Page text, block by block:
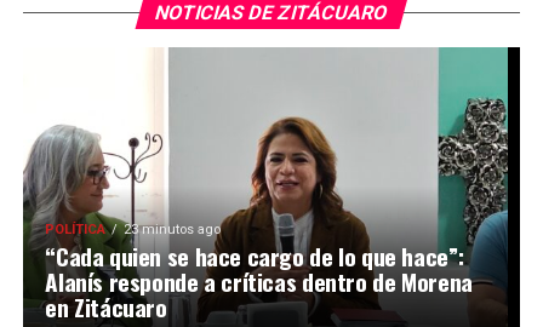
NOTICIAS DE ZITÁCUARO
POLÍTICA 23 minutos ago
“Cada quien se hace cargo de lo que hace”:
Alanís responde a críticas dentro de Morena
en Zitácuaro